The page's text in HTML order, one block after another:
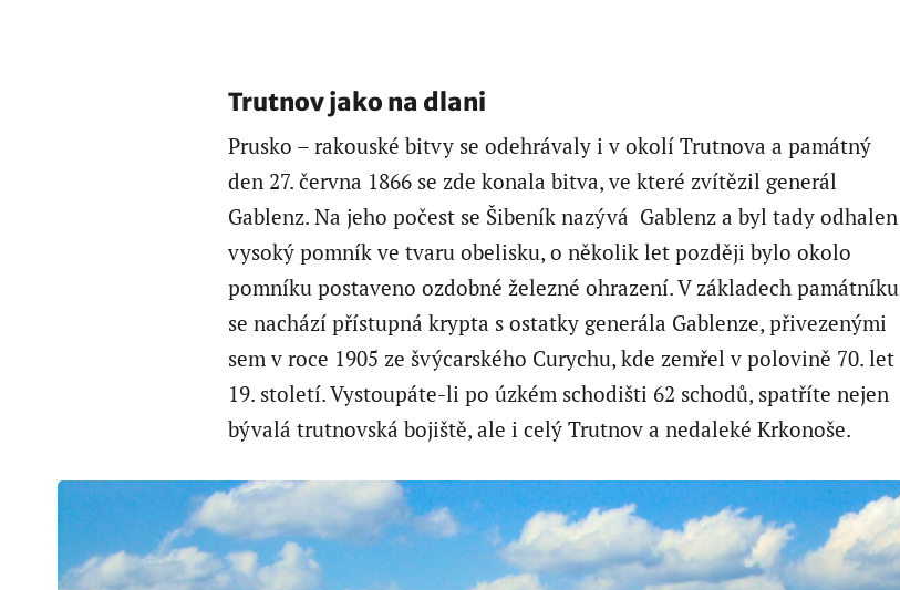
Trutnov jako na dlani
Prusko – rakouské bitvy se odehrávaly i v okolí Trutnova a památný
den 27. června 1866 se zde konala bitva, ve které zvítězil generál
Gablenz. Na jeho počest se Šibeník nazývá Gablenz a byl tady odhalen
vysoký pomník ve tvaru obelisku, o několik let později bylo okolo
pomníku postaveno ozdobné železné ohrazení. V základech památníku
se nachází přístupná krypta s ostatky generála Gablenze, přivezenými
sem v roce 1905 ze švýcarského Curychu, kde zemřel v polovině 70. let
19. století. Vystoupáte-li po úzkém schodišti 62 schodů, spatříte nejen
bývalá trutnovská bojiště, ale i celý Trutnov a nedaleké Krkonoše.